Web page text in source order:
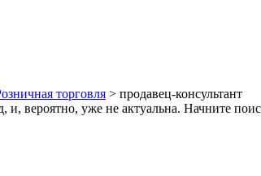
торговля > продавец-консультант
и, вероятно, уже не актуальна. Начните